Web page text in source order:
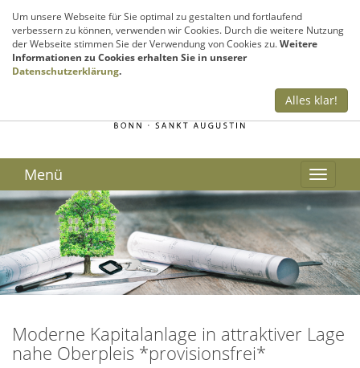
Sie haben Fragen? Rufen Sie uns an!
02241 – 999 300
Menü
Moderne Kapitalanlage in attraktiver Lage
nahe Oberpleis *provisionsfrei*
Um unsere Webseite für Sie optimal zu gestalten und fortlaufend
verbessern zu können, verwenden wir Cookies. Durch die weitere Nutzung
der Webseite stimmen Sie der Verwendung von Cookies zu.Weitere
Informationen zu Cookies erhalten Sie in unserer
Datenschutzerklärung.
Alles klar!